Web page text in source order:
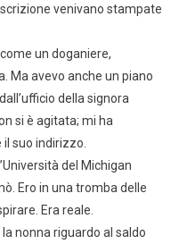
venivano stampate
un doganiere,
Ma avevo anche un piano
della signora
si è agitata; mi ha
suo indirizzo.
del Michigan
Ero in una tromba delle
Era reale.
nonna riguardo al saldo